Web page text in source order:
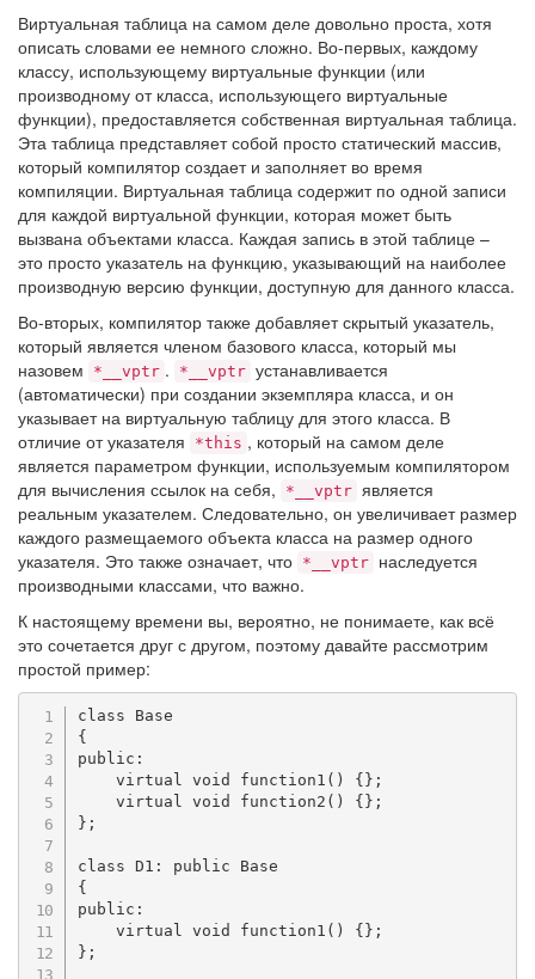
Виртуальная таблица на самом деле довольно проста, хотя
описать словами ее немного сложно. Во-первых, каждому
классу, использующему виртуальные функции (или
производному от класса, использующего виртуальные
функции), предоставляется собственная виртуальная таблица.
Эта таблица представляет собой просто статический массив,
который компилятор создает и заполняет во время
компиляции. Виртуальная таблица содержит по одной записи
для каждой виртуальной функции, которая может быть
вызвана объектами класса. Каждая запись в этой таблице –
это просто указатель на функцию, указывающий на наиболее
производную версию функции, доступную для данного класса.
Во-вторых, компилятор также добавляет скрытый указатель,
который является членом базового класса, который мы
назовем
*__vptr . *__vptr устанавливается
(автоматически) при создании экземпляра класса, и он
указывает на виртуальную таблицу для этого класса. В
отличие от указателя
*this , который на самом деле
является параметром функции, используемым компилятором
для вычисления ссылок на себя,
*__vptr является
реальным указателем. Следовательно, он увеличивает размер
каждого размещаемого объекта класса на размер одного
указателя. Это также означает, что *__vptr наследуется
производными классами, что важно.
К настоящему времени вы, вероятно, не понимаете, как всё
это сочетается друг с другом, поэтому давайте рассмотрим
простой пример:
class
Base
{
public :
virtual
void function1 ( ) {} ;
virtual
void function2 ( ) {} ;
} ;
class D1 : public
Base
{
public :
virtual
void function1 ( ) {} ;
} ;